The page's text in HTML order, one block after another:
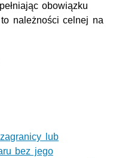
obowiązku
należności celnej na
lub
bez jego